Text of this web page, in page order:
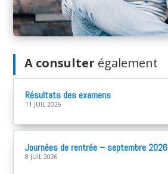
A consulter également
Résultats des examens
11 JUIL 2026
Journées de rentrée – septembre 2026
8 JUIL 2026